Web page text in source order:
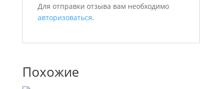
Для отправки отзыва вам необходимо
авторизоваться.
Похожие